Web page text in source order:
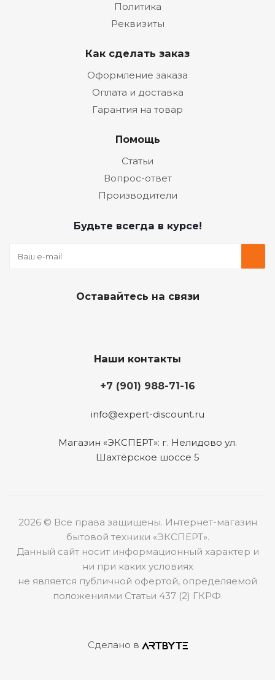
Политика
Реквизиты
Как сделать заказ
Оформление заказа
Оплата и доставка
Гарантия на товар
Помощь
Статьи
Вопрос-ответ
Производители
Будьте всегда в курсе!
Оставайтесь на связи
Наши контакты
+7 (901) 988-71-16
info@expert-discount.ru
Магазин «ЭКСПЕРТ»: г. Нелидово ул.
Шахтёрское шоссе 5
2026 © Все права защищены. Интернет-магазин
бытовой техники «ЭКСПЕРТ».
Данный сайт носит информационный характер и
ни при каких условиях
не является публичной офертой, определяемой
положениями Статьи 437 (2) ГКРФ.
Сделано в